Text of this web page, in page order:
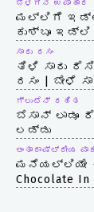
ಬೆಳಗಿನ ಉಪಾಹಾರ
ಮಲ್ಲಿಗೆ ಇಡ್ಲಿ
ಕುಶ್ಬೂ ಇಡ್ಲಿ
ಸಾರು ರಸಂ
ತಿಳಿ ಸಾರು
ರಸಂ | ಬೇಳೆ
ಗ್ಲುಟೆನ್ ರಹಿತ
ಬೆಸಾನ್ ಲಾಡೂ
ಲಡ್ಡು
ಅಂತಾರಾಷ್ಟ್ರೀಯ
ಮನೆಯಲ್ಲಿಯೇ
Chocolate In